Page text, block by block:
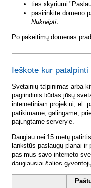
ties skyriumi
pasirinkite domeno
Nukreipti.
Po pakeitimų domenas
Ieškote kur
Svetainių talpinimas arba
pagrindinis būdas jūsų
internetiniam projektui, el.
patikimame, galingame,
pajungtame serveryje.
Daugiau nei 15 metų
lankstūs paslaugų planai ir
pas mus savo interneto
daugiausiai šalies